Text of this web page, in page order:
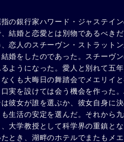
の銀行家ハワード・ジャステイ
結婚と恋愛とは別物であるべき
恋人のスチーヴン・ストラット
婚をしたのであった。スチーヴ
ようになった。愛人と別れて五
くも大晦日の舞踏会でメエリイ
実を設けては会う機会を作った
彼女が誰を選ぶか、彼女自身に
生活の安定を選んだ。それから
大学教授として科学界の重鎮と
たとき、湖畔のホテルでまたもメ